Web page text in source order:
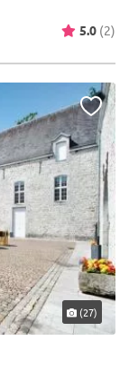
5.0 (2)
(27)